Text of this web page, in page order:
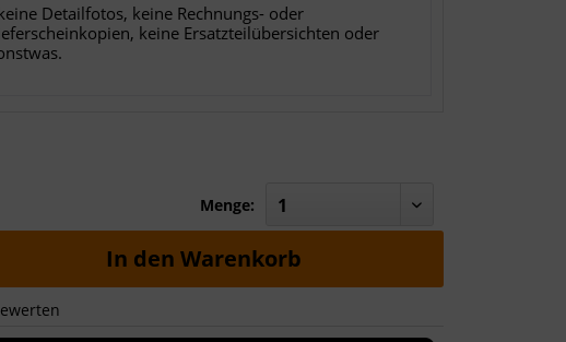
Detailfotos, keine Rechnungs- oder
keine Ersatzteilübersichten oder
Menge:
In den Warenkorb